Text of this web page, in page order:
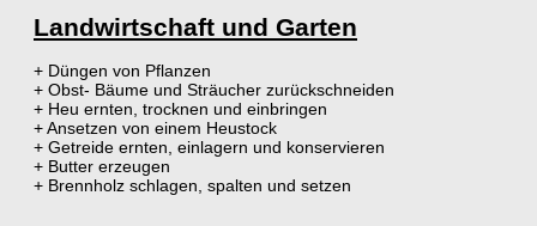
Landwirtschaft und Garten
+ Düngen von Pflanzen
+ Obst- Bäume und Sträucher zurückschneiden
+ Heu ernten, trocknen und einbringen
+ Ansetzen von einem Heustock
+ Getreide ernten, einlagern und konservieren
+ Butter erzeugen
+ Brennholz schlagen, spalten und setzen